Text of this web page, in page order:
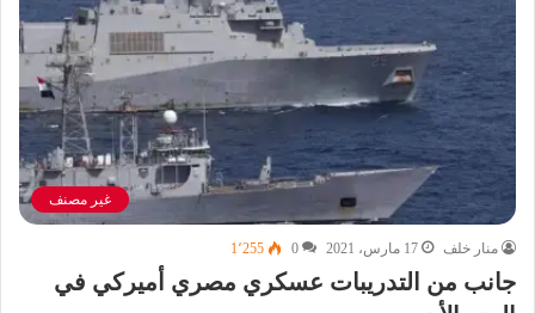
غير مصنف
منار خلف 17 مارس، 2021 0 1٬255
جانب من التدريبات عسكري مصري أميركي في